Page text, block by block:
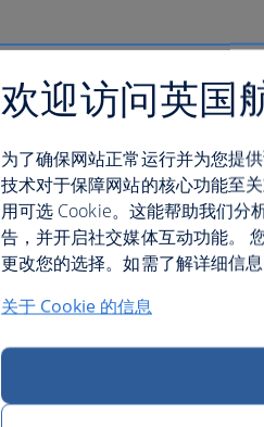
欢迎访问英国
为了确保网站正常运行并为您提
技术对于保障网站的核心功能至
用可选 Cookie。这能帮助我们分
告，并开启社交媒体互动功能。
更改您的选择。如需了解详细信
关于 Cookie 的信息